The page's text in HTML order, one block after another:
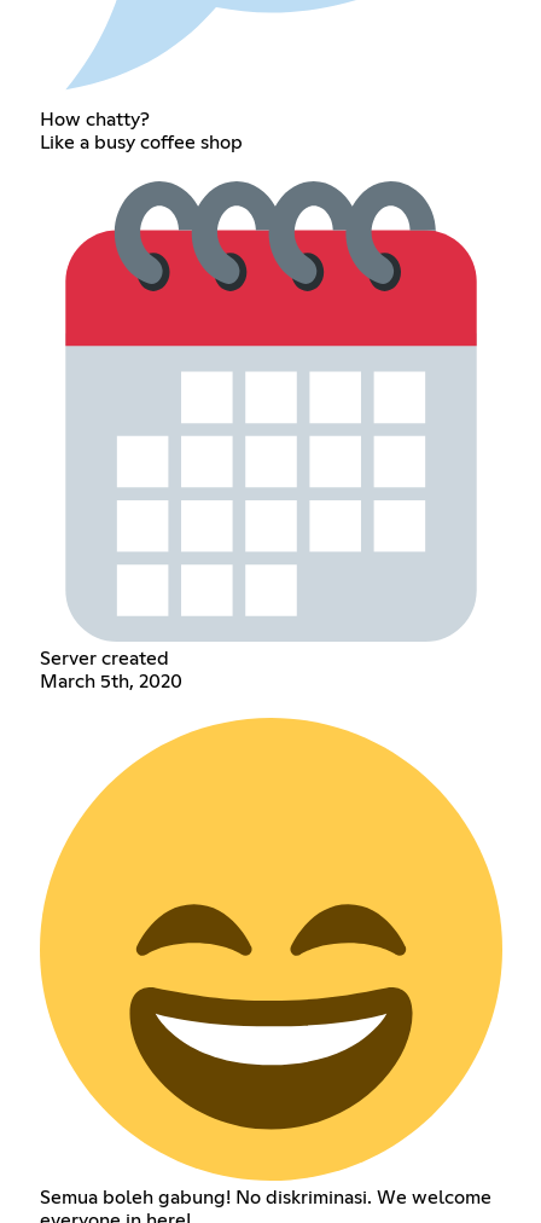
How chatty?
Like a busy coffee shop
Server created
March 5th, 2020
Semua boleh gabung! No diskriminasi. We welcome